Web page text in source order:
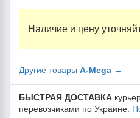
Наличие и цену
Другие товары A-Mega →
БЫСТРАЯ ДОСТАВКА
перевозчиками по Украине.